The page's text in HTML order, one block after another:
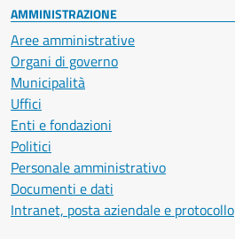
AMMINISTRAZIONE
Aree amministrative
Organi di governo
Municipalità
Uffici
Enti e fondazioni
Politici
Personale amministrativo
Documenti e dati
Intranet, posta aziendale e protocollo